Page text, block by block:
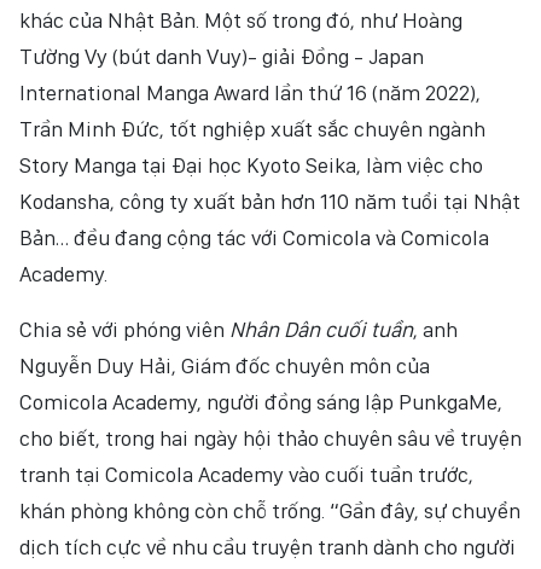
khác của Nhật Bản. Một số trong đó, như Hoàng
Tường Vy (bút danh Vuy)- giải Đồng - Japan
International Manga Award lần thứ 16 (năm 2022),
Trần Minh Đức, tốt nghiệp xuất sắc chuyên ngành
Story Manga tại Đại học Kyoto Seika, làm việc cho
Kodansha, công ty xuất bản hơn 110 năm tuổi tại Nhật
Bản… đều đang cộng tác với Comicola và Comicola
Academy.
Chia sẻ với phóng viên Nhân Dân cuối tuần, anh
Nguyễn Duy Hải, Giám đốc chuyên môn của
Comicola Academy, người đồng sáng lập PunkgaMe,
cho biết, trong hai ngày hội thảo chuyên sâu về truyện
tranh tại Comicola Academy vào cuối tuần trước,
khán phòng không còn chỗ trống. “Gần đây, sự chuyển
dịch tích cực về nhu cầu truyện tranh dành cho người